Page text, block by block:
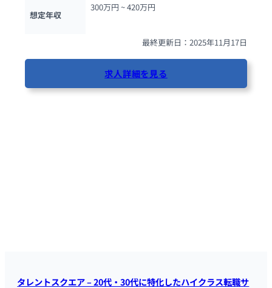
想定年収
300万円 ~ 420万円
最終更新日：2025年11月17日
求人詳細を見る
タレントスクエア – 20代・30代に特化したハイクラス転職サ